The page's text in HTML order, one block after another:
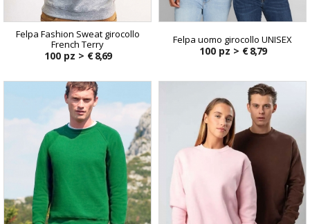
Felpa Fashion Sweat girocollo
French Terry
100 pz > € 8,69
Felpa uomo girocollo UNISEX
100 pz > € 8,79